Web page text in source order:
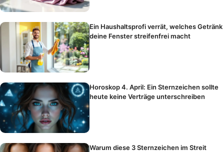
Ein Haushaltsprofi verrät, welches Getränk
deine Fenster streifenfrei macht
Horoskop 4. April: Ein Sternzeichen sollte
heute keine Verträge unterschreiben
Warum diese 3 Sternzeichen im Streit